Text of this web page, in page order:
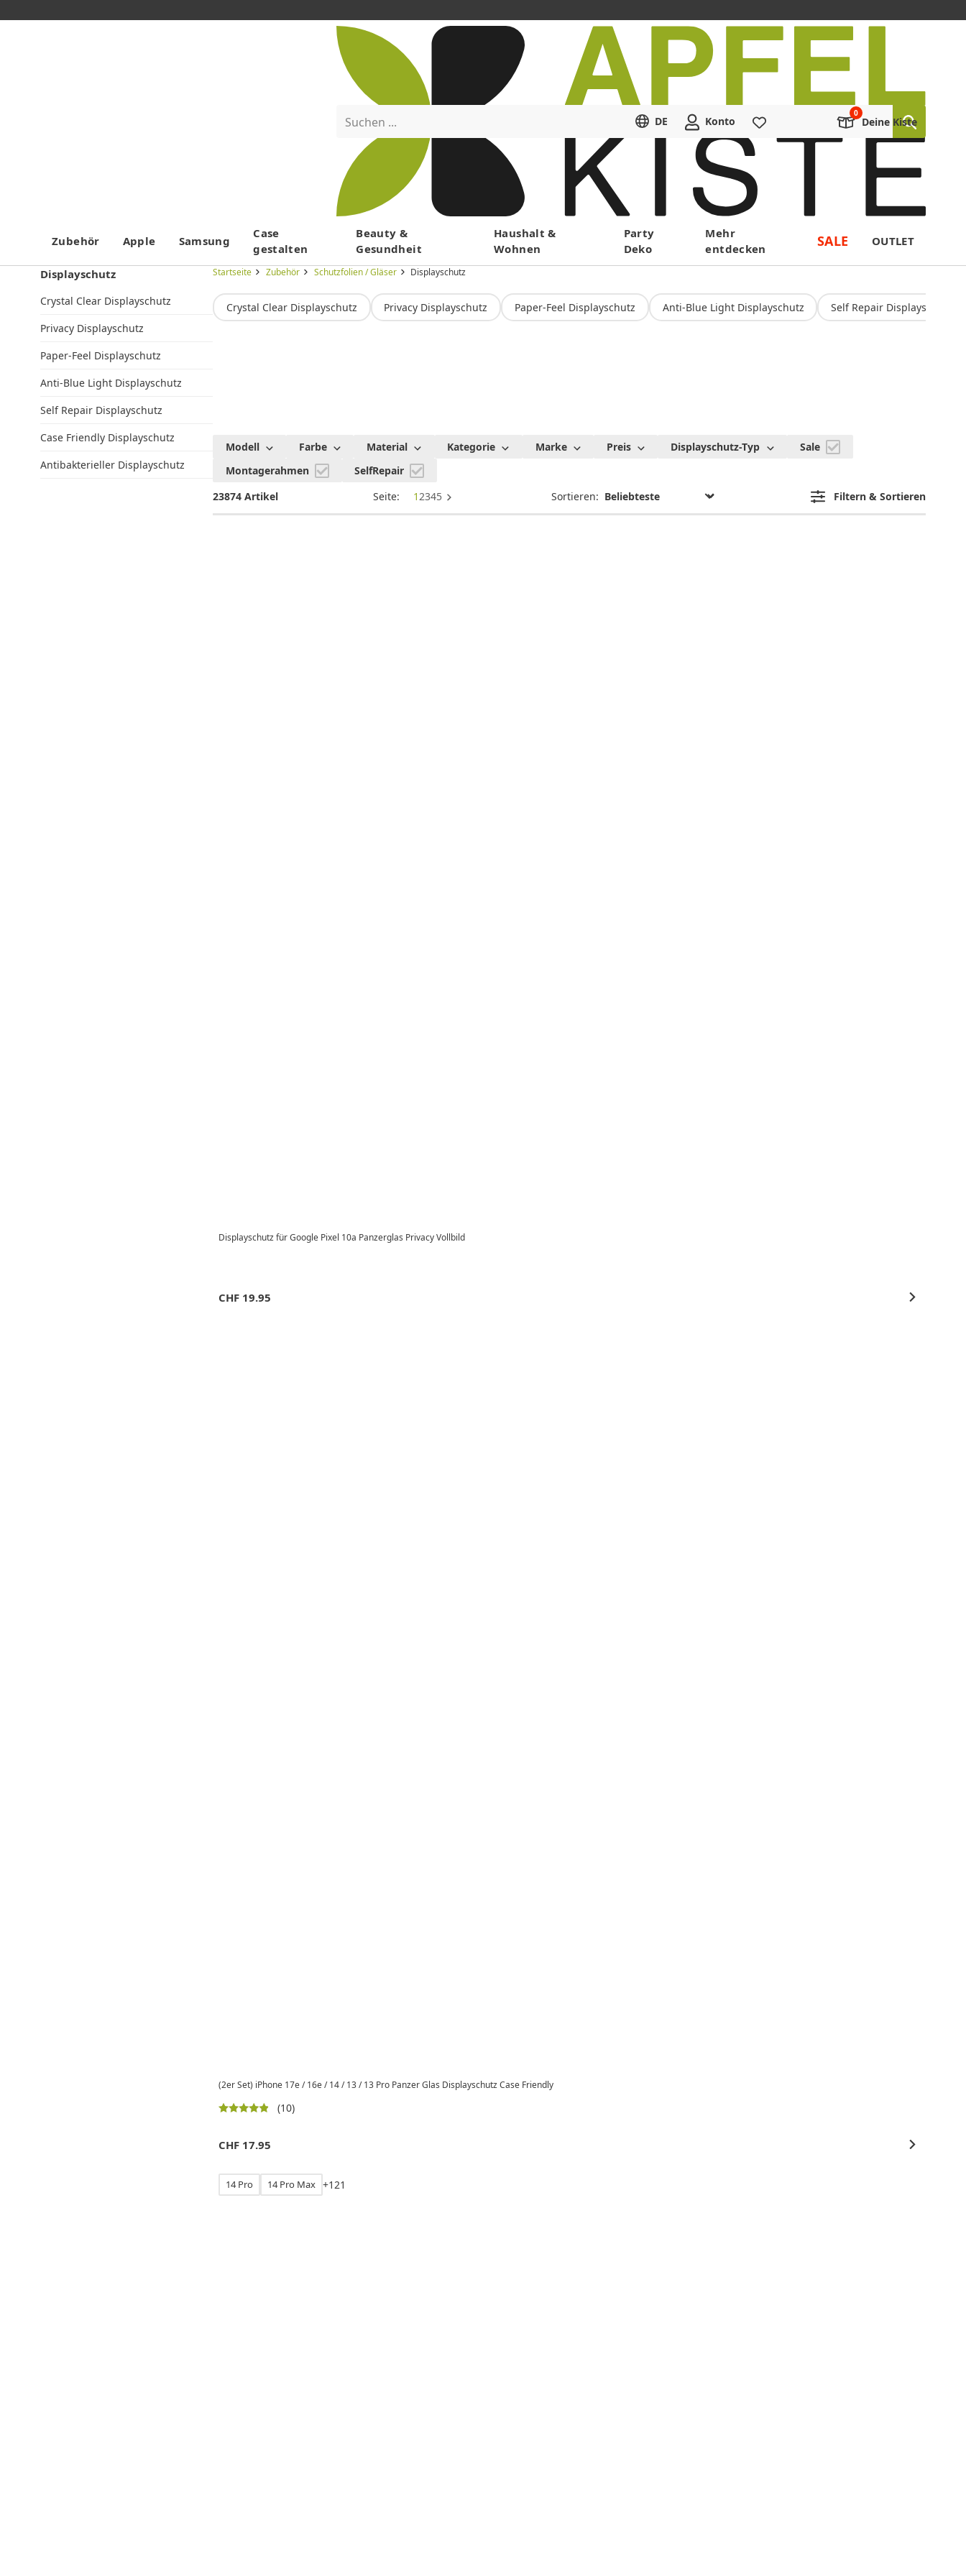
Menü
Suchen ... DE Konto Deine Kiste
Zubehör Apple Samsung
Case
gestalten
Beauty &
Gesundheit
Haushalt &
Wohnen
Party
Deko
Mehr
entdecken
SALE OUTLET
Displayschutz
Crystal Clear Displayschutz
Privacy Displayschutz
Paper-Feel Displayschutz
Anti-Blue Light Displayschutz
Self Repair Displayschutz
Case Friendly Displayschutz
Antibakterieller Displayschutz
Startseite Zubehör Schutzfolien / Gläser Displayschutz
Crystal Clear Displayschutz Privacy Displayschutz Paper-Feel Displayschutz Anti-Blue Light Displayschutz Self Repair Displayschutz
Displayschutz
Modell Farbe Material Kategorie Marke Preis Displayschutz-Typ
Sale
Montagerahmen
SelfRepair
23874 Artikel
Seite: 1 2345 Sortieren: Filtern & Sortieren
Displayschutz für Google Pixel 10a Panzerglas Privacy Vollbild
CHF 19.95
(2er Set) iPhone 17e / 16e / 14 / 13 / 13 Pro Panzer Glas Displayschutz Case Friendly
(10)
CHF 17.95
14 Pro 14 Pro Max +1 21